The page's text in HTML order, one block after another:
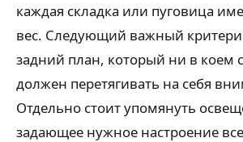
каждая складка или пуговица
вес. Следующий важный
задний план, который ни в коем
должен перетягивать на себя
Отдельно стоит упомянуть
задающее нужное настроение